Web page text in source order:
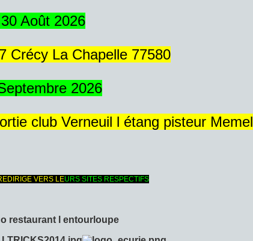
Août 2026
Crécy La Chapelle 77580
2026
club Verneuil l étang pisteur Memel
VERS LEURS SITES RESPECTIFS